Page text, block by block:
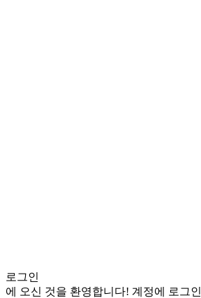
로그인
에 오신 것을 환영합니다! 계정에 로그인